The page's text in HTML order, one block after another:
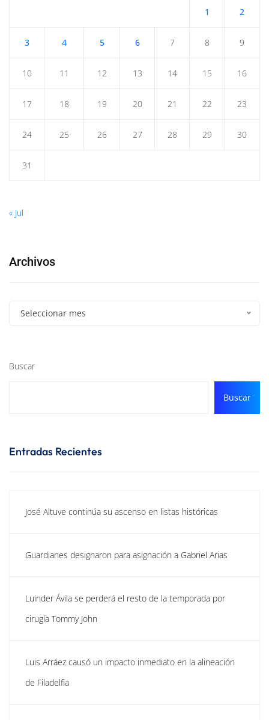
1 2
3 4 5 6 7 8 9
10 11 12 13 14 15 16
17 18 19 20 21 22 23
24 25 26 27 28 29 30
31
« Jul
Archivos
Seleccionar mes
Buscar
Buscar
Entradas Recientes
José Altuve continúa su ascenso en listas históricas
Guardianes designaron para asignación a Gabriel Arias
Luinder Ávila se perderá el resto de la temporada por
cirugía Tommy John
Luis Arráez causó un impacto inmediato en la alineación
de Filadelfia